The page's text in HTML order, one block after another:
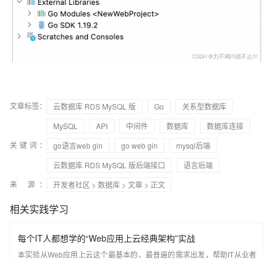
文章标签： 云数据库 RDS MySQL 版 Go
关系型数据库
MySQL
API 中间件 数据库
数据库连接
关键词：
go语言web gin go web gin
mysql后端
云数据库 RDS MySQL 版后端接口
语言后端
来 源：
开发者社区 > 数据库 > 文章 > 正文
相关实践学习
每个IT人都想学的“Web应用上云经典架构”实战
本实验从Web应用上云这个最基本的、最普遍的需求出发，帮助IT从业者